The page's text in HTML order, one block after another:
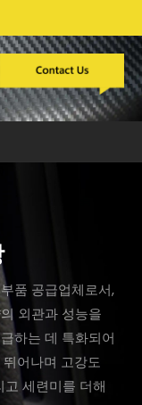
품 공급업체로서,
외관과 성능을
하는 데 특화되어
어나며 고강도
세련미를 더해